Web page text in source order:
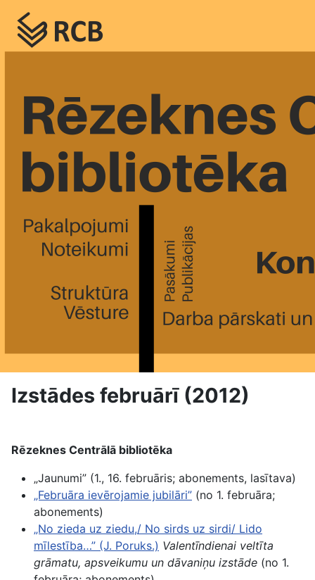
Izstādes februārī (2012)
Rēzeknes Centrālā bibliotēka
„Jaunumi” (1., 16. februāris; abonements, lasītava)
„Februāra ievērojamie jubilāri” (no 1. februāra;
abonements)
„No zieda uz ziedu,/ No sirds uz sirdi/ Lido
mīlestība…” (J. Poruks.) Valentīndienai veltīta
grāmatu, apsveikumu un dāvaniņu izstāde (no 1.